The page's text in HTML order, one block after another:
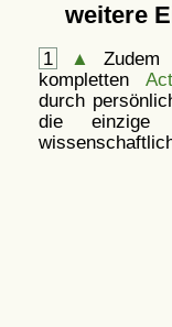
weitere
1 ▲
kompletten
durch
die einzige